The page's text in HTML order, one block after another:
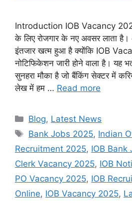
Introduction IOB Vacancy
के लिए रोजगार के नए अवसर लाता है।
इंतजार खत्म हुआ है क्योंकि IOB
नोटिफिकेशन जारी होने वाला है। यह
सुनहरा मौका है जो बैंकिंग सेक्टर में
लेख में हम … Read more
Categories
Blog, Latest News
Tags
Bank Jobs 2025, Indian
Recruitment 2025, IOB Bank
Clerk Vacancy 2025, IOB
PO Vacancy 2025, IOB
Online, IOB Vacancy 2025,